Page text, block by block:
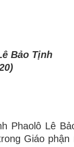
Bảo Tịnh
Lê
Giáo phận